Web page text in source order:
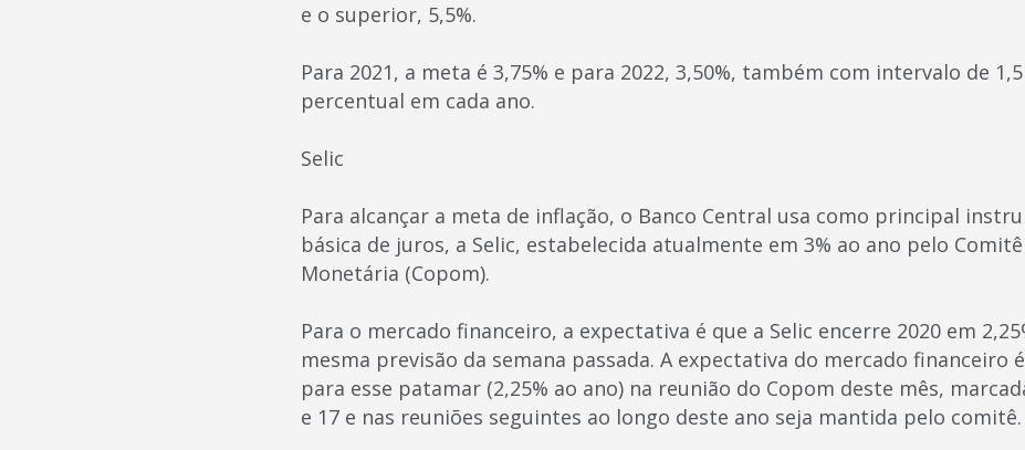
e o superior, 5,5%.
Para 2021, a meta é 3,75% e para 2022, 3,50%, também com intervalo de
percentual em cada ano.
Selic
Para alcançar a meta de inflação, o Banco Central usa como principal
básica de juros, a Selic, estabelecida atualmente em 3% ao ano pelo
Monetária (Copom).
Para o mercado financeiro, a expectativa é que a Selic encerre 2020 em
mesma previsão da semana passada. A expectativa do mercado financeiro
para esse patamar (2,25% ao ano) na reunião do Copom deste mês,
e 17 e nas reuniões seguintes ao longo deste ano seja mantida pelo comitê.